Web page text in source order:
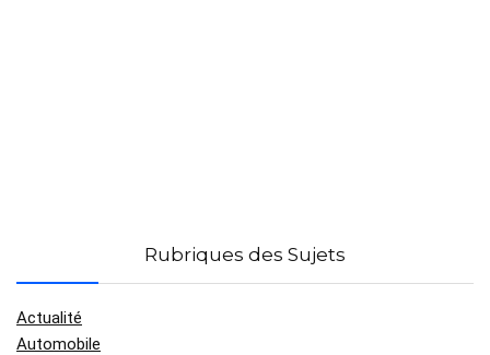
Rubriques des Sujets
Actualité
Automobile